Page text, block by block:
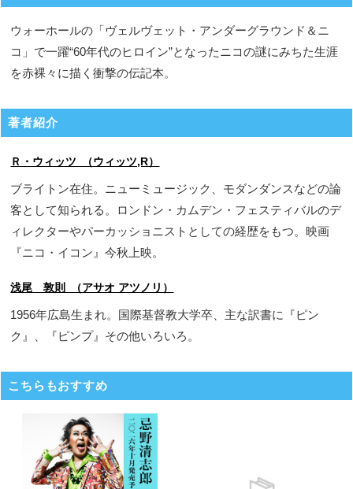
ウォーホールの「ヴェルヴェット・アンダーグラウンド＆ニ
コ」で一躍“60年代のヒロイン”となったニコの謎にみちた生涯
を赤裸々に描く衝撃の伝記本。
著者紹介
Ｒ・ウィッツ （ウィッツ,R）
ブライトン在住。ニューミュージック、モダンダンスなどの論
客として知られる。ロンドン・カムデン・フェスティバルのデ
ィレクターやパーカッショニストとしての経歴をもつ。映画
『ニコ・イコン』今秋上映。
浅尾 敦則 （アサオ アツノリ）
1956年広島生まれ。国際基督教大学卒、主な訳書に『ピン
ク』、『ピンプ』その他いろいろ。
こちらもおすすめ